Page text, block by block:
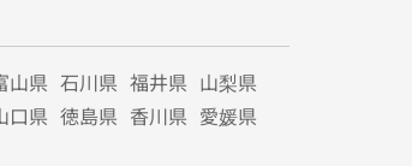
山県 石川県 福井県 山梨県
口県 徳島県 香川県 愛媛県